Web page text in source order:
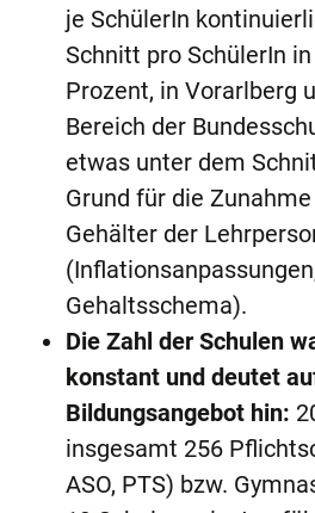
je SchülerIn
Schnitt pro SchülerIn
Prozent, in Vorarlberg
Bereich der
etwas unter dem
Grund für die
Gehälter der
Gehaltsschema).
Die Zahl der Schulen
konstant und deutet
Bildungsangebot hin:
insgesamt 256
ASO, PTS) bzw.